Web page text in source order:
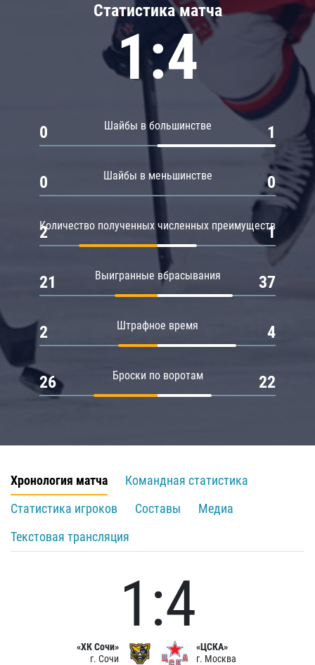
Статистика матча
1:4
Шайбы в большинстве
0 1
Шайбы в меньшинстве
0 0
Количество полученных численных преимуществ
2 1
Выигранные вбрасывания
21 37
Штрафное время
2 4
Броски по воротам
26 22
Хронология матча
Командная статистика
Статистика игроков
Составы
Медиа
Текстовая трансляция
«ХК Сочи»
г. Сочи
1:4
«ЦСКА»
г. Москва